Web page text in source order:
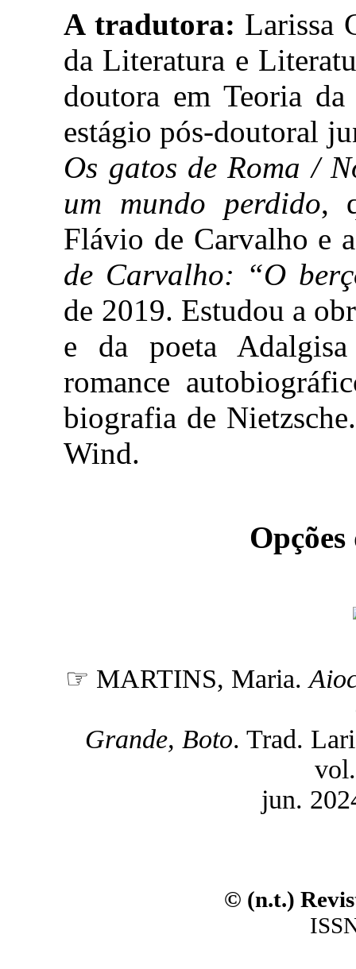
A tradutora: Larissa
da Literatura e
doutora em Teoria
estágio pós-doutoral
Os gatos de Roma /
um mundo perdido,
Flávio de Carvalho e
de Carvalho: “O
de 2019. Estudou a
e da poeta
romance
biografia de
Wind.
☞ MARTINS, Maria.
Grande, Boto. Trad.
jun.
© (n.t.)